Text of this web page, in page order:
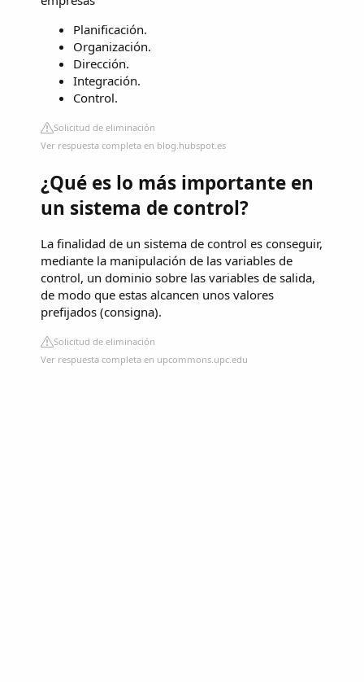
Planificación.
Organización.
Dirección.
Integración.
Control.
Solicitud de eliminación
Ver respuesta completa en blog.hubspot.es
¿Qué es lo más importante en
un sistema de control?
La finalidad de un sistema de control es conseguir,
mediante la manipulación de las variables de
control, un dominio sobre las variables de salida,
de modo que estas alcancen unos valores
prefijados (consigna).
Solicitud de eliminación
Ver respuesta completa en upcommons.upc.edu